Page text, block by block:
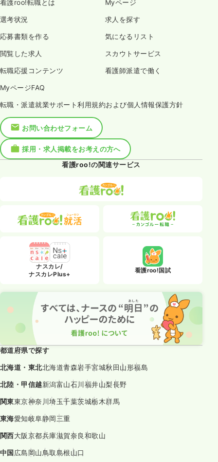
看護roo!転職とは Myページ
選考状況 求人を探す
応募書類を作る 気になるリスト
閲覧した求人 スカウトサービス
転職応援コンテンツ 看護師派遣で働く
MyページFAQ
転職・派遣就業サポート利用規約および個人情報保護方針
お問い合わせフォーム
採用・求人掲載をお考えの方へ
看護roo!の関連サービス
ナスカレ/
ナスカレPlus+
看護roo!国試
都道府県で探す
北海道・東北北海道青森岩手宮城秋田山形福島
北陸・甲信越新潟富山石川福井山梨長野
関東東京神奈川埼玉千葉茨城栃木群馬
東海愛知岐阜静岡三重
関西大阪京都兵庫滋賀奈良和歌山
中国広島岡山鳥取島根山口